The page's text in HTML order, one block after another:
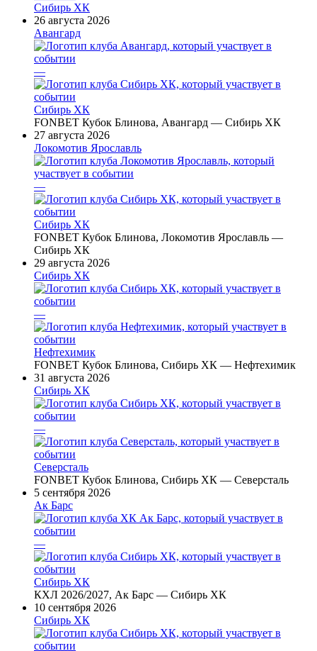
Сибирь ХК
26 августа 2026
Авангард
—
Сибирь ХК
FONBET Кубок Блинова, Авангард — Сибирь ХК
27 августа 2026
Локомотив Ярославль
—
Сибирь ХК
FONBET Кубок Блинова, Локомотив Ярославль —
Сибирь ХК
29 августа 2026
Сибирь ХК
—
Нефтехимик
FONBET Кубок Блинова, Сибирь ХК — Нефтехимик
31 августа 2026
Сибирь ХК
—
Северсталь
FONBET Кубок Блинова, Сибирь ХК — Северсталь
5 сентября 2026
Ак Барс
—
Сибирь ХК
КХЛ 2026/2027, Ак Барс — Сибирь ХК
10 сентября 2026
Сибирь ХК